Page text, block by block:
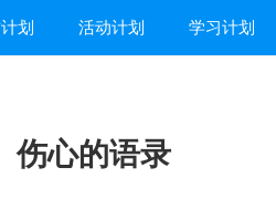
划 活动计划 学习计划
伤心的语录